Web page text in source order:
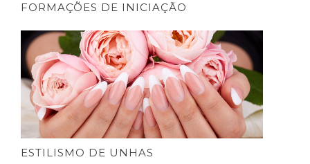
FORMAÇÕES DE INICIAÇÃO
ESTILISMO DE UNHAS